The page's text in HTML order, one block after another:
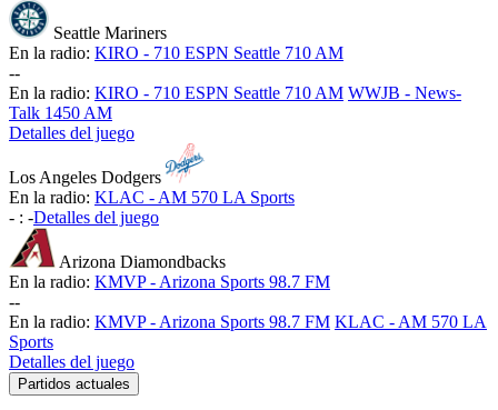
Seattle Mariners
En la radio: KIRO - 710 ESPN Seattle 710 AM
--
En la radio: KIRO - 710 ESPN Seattle 710 AM WWJB - News-
Talk 1450 AM
Detalles del juego
Los Angeles Dodgers
En la radio: KLAC - AM 570 LA Sports
- : -Detalles del juego
Arizona Diamondbacks
En la radio: KMVP - Arizona Sports 98.7 FM
--
En la radio: KMVP - Arizona Sports 98.7 FM KLAC - AM 570 LA
Sports
Detalles del juego
Partidos actuales